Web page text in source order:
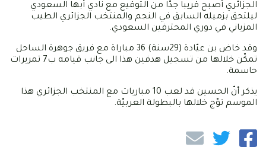
الجزائري أصبح قريبا جدّا من التوقيع مع نادي أبها السعودي
ليلتحق بزميله السابق في النجم والمنتخب الجزائري الطيب
المزياني في دوري المحترفين السعودي.
وقد خاض بن عيّادة (29سنة) 36 مباراة مع فريق جوهرة الساحل
تمكّن خلالها من تسجيل هدفين هذا الى جانب قيامه ب7 تمريرات
حاسمة.
يذكر أنّ الحسين قد لعب 10 مباريات مع المنتخب الجزائري هذا
الموسم توّج خلالها بالبطولة العربيّة.